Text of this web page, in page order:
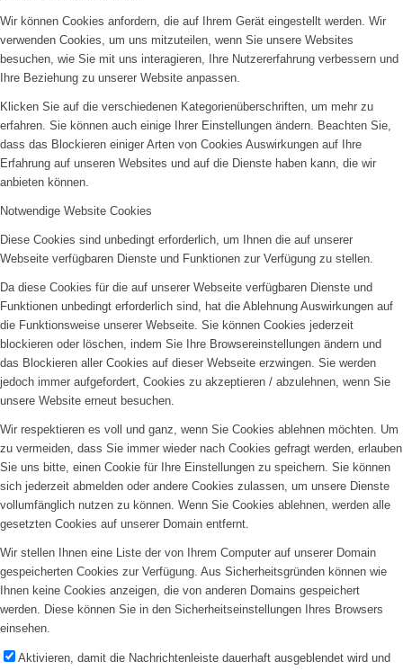
Wir können Cookies anfordern, die auf Ihrem Gerät eingestellt werden. Wir
verwenden Cookies, um uns mitzuteilen, wenn Sie unsere Websites
besuchen, wie Sie mit uns interagieren, Ihre Nutzererfahrung verbessern und
Ihre Beziehung zu unserer Website anpassen.
Klicken Sie auf die verschiedenen Kategorienüberschriften, um mehr zu
erfahren. Sie können auch einige Ihrer Einstellungen ändern. Beachten Sie,
dass das Blockieren einiger Arten von Cookies Auswirkungen auf Ihre
Erfahrung auf unseren Websites und auf die Dienste haben kann, die wir
anbieten können.
Notwendige Website Cookies
Diese Cookies sind unbedingt erforderlich, um Ihnen die auf unserer
Webseite verfügbaren Dienste und Funktionen zur Verfügung zu stellen.
Da diese Cookies für die auf unserer Webseite verfügbaren Dienste und
Funktionen unbedingt erforderlich sind, hat die Ablehnung Auswirkungen auf
die Funktionsweise unserer Webseite. Sie können Cookies jederzeit
blockieren oder löschen, indem Sie Ihre Browsereinstellungen ändern und
das Blockieren aller Cookies auf dieser Webseite erzwingen. Sie werden
jedoch immer aufgefordert, Cookies zu akzeptieren / abzulehnen, wenn Sie
unsere Website erneut besuchen.
Wir respektieren es voll und ganz, wenn Sie Cookies ablehnen möchten. Um
zu vermeiden, dass Sie immer wieder nach Cookies gefragt werden, erlauben
Sie uns bitte, einen Cookie für Ihre Einstellungen zu speichern. Sie können
sich jederzeit abmelden oder andere Cookies zulassen, um unsere Dienste
vollumfänglich nutzen zu können. Wenn Sie Cookies ablehnen, werden alle
gesetzten Cookies auf unserer Domain entfernt.
Wir stellen Ihnen eine Liste der von Ihrem Computer auf unserer Domain
gespeicherten Cookies zur Verfügung. Aus Sicherheitsgründen können wie
Ihnen keine Cookies anzeigen, die von anderen Domains gespeichert
werden. Diese können Sie in den Sicherheitseinstellungen Ihres Browsers
einsehen.
Aktivieren, damit die Nachrichtenleiste dauerhaft ausgeblendet wird und